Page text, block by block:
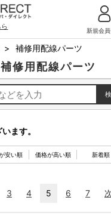
新規会
補修用配線パーツ
補修用配線パーツ
ます。
安い順 価格が高い順 新着順
3 4 5 6 7